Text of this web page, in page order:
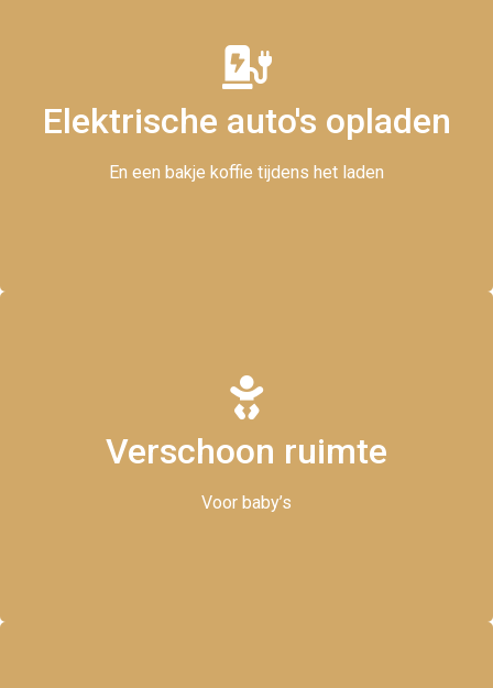
Elektrische auto's opladen
En een bakje koffie tijdens het laden
Zelf ook even opladen, natuurlijk met een kopje koffie
Verschoon ruimte
Voor baby’s
Vraag naar de mogelijkheden